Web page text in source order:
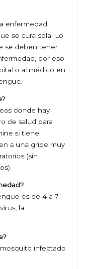
enfermedad
se cura sola. Lo
se deben tener
por eso
o al médico en
donde hay
de salud para
si tiene
a una gripe muy
(sin
es de 4 a 7
la
infectado